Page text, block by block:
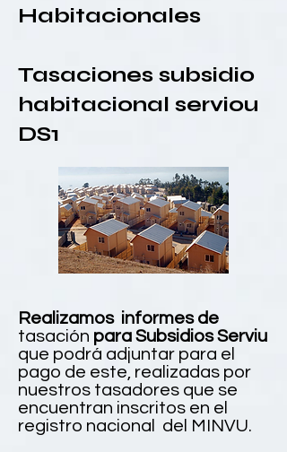
Habitacionales
Tasaciones subsidio
habitacional serviou
DS1
Realizamos informes de
tasación para Subsidios Serviu
que podrá adjuntar para el
pago de este, realizadas por
nuestros tasadores que se
encuentran inscritos en el
registro nacional del MINVU.